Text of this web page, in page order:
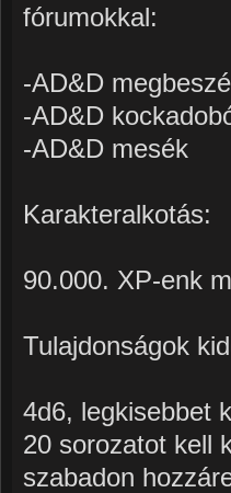
fórumokkal:
-AD&D
-AD&D
-AD&D mesék
Karakteralkotás:
90.000. XP-enk
Tulajdonságok
4d6, legkisebbet
20 sorozatot kell
szabadon